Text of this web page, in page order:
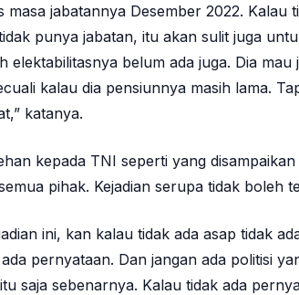
masa jabatannya Desember 2022. Kalau
punya jabatan, itu akan sulit juga
elektabilitasnya belum ada juga. Dia mau
kalau dia pensiunnya masih lama.
katanya.
kepada TNI seperti yang
pihak. Kejadian serupa tidak boleh
ini, kan kalau tidak ada asap tidak
pernyataan. Dan jangan ada politisi
saja sebenarnya. Kalau tidak ada